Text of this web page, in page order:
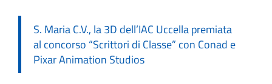
S. Maria C.V., la 3D dell’IAC Uccella premiata
al concorso “Scrittori di Classe” con Conad e
Pixar Animation Studios